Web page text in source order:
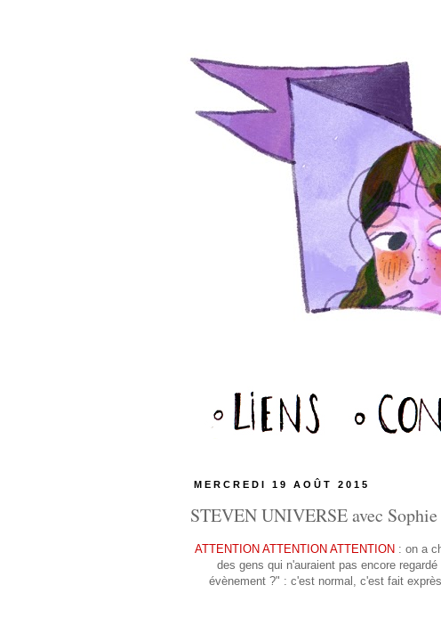
MERCREDI 19 AOÛT 2015
STEVEN UNIVERSE avec
ATTENTION ATTENTION ATTENTION : on a
des gens qui n'auraient pas encore
évènement ?" : c'est normal, c'est fait